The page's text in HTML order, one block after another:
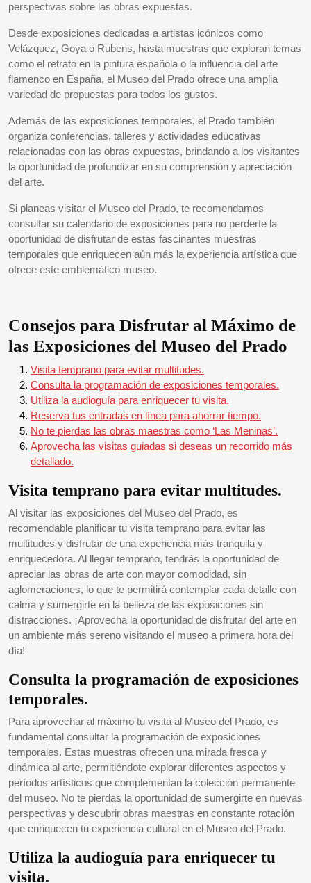
perspectivas sobre las obras expuestas.
Desde exposiciones dedicadas a artistas icónicos como
Velázquez, Goya o Rubens, hasta muestras que exploran temas
como el retrato en la pintura española o la influencia del arte
flamenco en España, el Museo del Prado ofrece una amplia
variedad de propuestas para todos los gustos.
Además de las exposiciones temporales, el Prado también
organiza conferencias, talleres y actividades educativas
relacionadas con las obras expuestas, brindando a los visitantes
la oportunidad de profundizar en su comprensión y apreciación
del arte.
Si planeas visitar el Museo del Prado, te recomendamos
consultar su calendario de exposiciones para no perderte la
oportunidad de disfrutar de estas fascinantes muestras
temporales que enriquecen aún más la experiencia artística que
ofrece este emblemático museo.
Consejos para Disfrutar al Máximo de
las Exposiciones del Museo del Prado
Visita temprano para evitar multitudes.
Consulta la programación de exposiciones temporales.
Utiliza la audioguía para enriquecer tu visita.
Reserva tus entradas en línea para ahorrar tiempo.
No te pierdas las obras maestras como ‘Las Meninas’.
Aprovecha las visitas guiadas si deseas un recorrido más
detallado.
Visita temprano para evitar multitudes.
Al visitar las exposiciones del Museo del Prado, es
recomendable planificar tu visita temprano para evitar las
multitudes y disfrutar de una experiencia más tranquila y
enriquecedora. Al llegar temprano, tendrás la oportunidad de
apreciar las obras de arte con mayor comodidad, sin
aglomeraciones, lo que te permitirá contemplar cada detalle con
calma y sumergirte en la belleza de las exposiciones sin
distracciones. ¡Aprovecha la oportunidad de disfrutar del arte en
un ambiente más sereno visitando el museo a primera hora del
día!
Consulta la programación de exposiciones
temporales.
Para aprovechar al máximo tu visita al Museo del Prado, es
fundamental consultar la programación de exposiciones
temporales. Estas muestras ofrecen una mirada fresca y
dinámica al arte, permitiéndote explorar diferentes aspectos y
períodos artísticos que complementan la colección permanente
del museo. No te pierdas la oportunidad de sumergirte en nuevas
perspectivas y descubrir obras maestras en constante rotación
que enriquecen tu experiencia cultural en el Museo del Prado.
Utiliza la audioguía para enriquecer tu
visita.